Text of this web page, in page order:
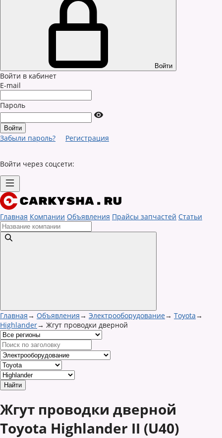
Войти
Войти в кабинет
E-mail
Пароль
Забыли пароль? Регистрация
Войти через соцсети:
Главная Компании Объявления Прайсы запчастей Статьи
Главная→ Объявления→ Электрооборудование→ Toyota→
Highlander→ Жгут проводки дверной
Жгут проводки дверной
Toyota Highlander II (U40)